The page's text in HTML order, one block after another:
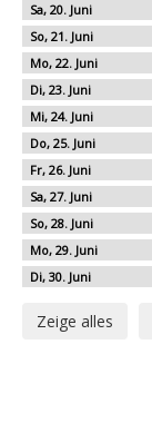
20
21
22
23
24
25
26
27
28
29
30
Zeige alles